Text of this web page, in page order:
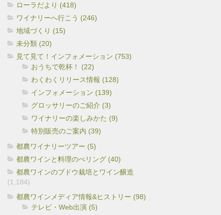
ローラだより (418)
ワイナリーへ行こう (246)
地域づくり (15)
未分類 (20)
見て見て！インフォメーション (753)
おうちで乾杯！ (22)
わくわくリリース情報 (128)
インフォメーション (139)
グロッサリーのご紹介 (3)
ワイナリーの楽しみかた (9)
特別販売のご案内 (39)
都農ワイナリーツアー (5)
都農ワインと料理のぺリング (40)
都農ワインのブドウ栽培とワイン醸造
(1,184)
都農ワインメディア情報&ヒストリー (98)
テレビ・Web出演 (5)